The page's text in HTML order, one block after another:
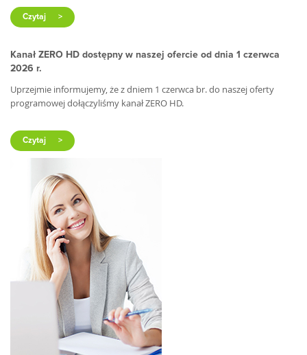
Czytaj >
Kanał ZERO HD dostępny w naszej ofercie od dnia 1 czerwca
2026 r.
Uprzejmie informujemy, że z dniem 1 czerwca br. do naszej oferty
programowej dołączyliśmy kanał ZERO HD.
Czytaj >